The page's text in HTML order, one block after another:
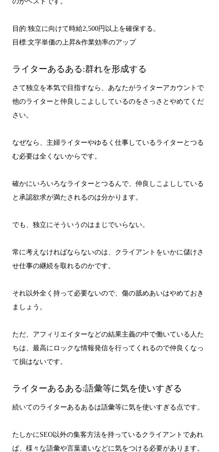
目的:独立に向けて時給2,500円以上を確保する。
目標:文字単価の上昇&作業効率のアップ
ライターあるある:群れを形成する
さて独立を本気で目指すなら、あなたがライターアカウントで
他のライターと仲良しこよししているのをさっさとやめてくだ
さい。
なぜなら、主婦ライターやゆるく仕事しているライターとつる
む必要は全くないからです。
確かにいろいろなライターとつるんで、仲良しこよししている
と承認欲求が満たされるのは分かります。
でも、独立にそういうのはまじでいらない。
常に考えなければならないのは、クライアントをいかに儲けさ
せ仕事の継続を取れるのかです。
それ以外全く持って必要ないので、傷の舐めあいはやめておき
ましょう。
ただ、アフィリエイターなどの結果主義の中で働いている人た
ちは、最高にロックな情報発信を行ってくれるので仲良くなっ
て損はないです。
ライターあるある:語彙等に気を使いすぎる
続いてのライターあるあるは語彙等に気を使いすぎる点です。
たしかにSEO以外の集客方法を持っているクライアントであれ
ば、様々な語彙や言葉遣いなどに気をつける必要があります。